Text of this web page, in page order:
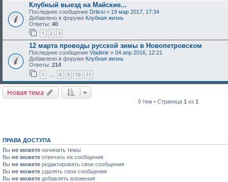
Клубный выезд на Майские...
Последнее сообщение Drlivsi « 19 мар 2017, 17:34
Добавлено в форуме Клубная жизнь
Ответы: 40
1 2 3
12 марта проводы русской зимы в Новопетровском
Последнее сообщение Vladimir « 04 апр 2016, 12:21
Добавлено в форуме Клубная жизнь
Ответы: 214
1 … 8 9 10 11
Новая тема
0 тем • Страница 1 из 1
ПРАВА ДОСТУПА
Вы не можете начинать темы
Вы не можете отвечать на сообщения
Вы не можете редактировать свои сообщения
Вы не можете удалять свои сообщения
Вы не можете добавлять вложения